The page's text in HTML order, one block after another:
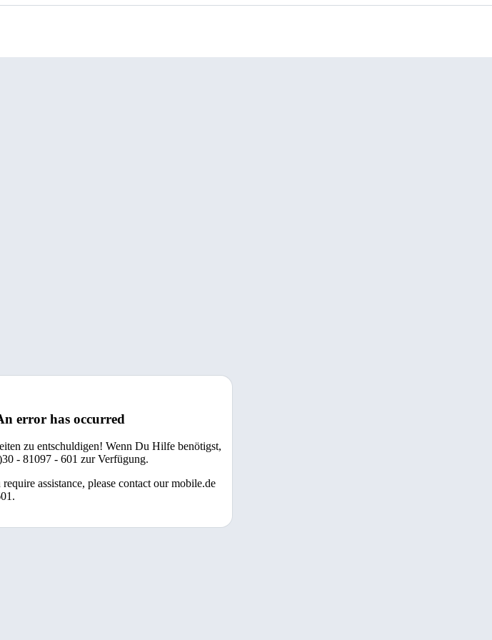
error has occurred
zu entschuldigen! Wenn Du Hilfe benötigst,
- 81097 - 601 zur Verfügung.
assistance, please contact our mobile.de